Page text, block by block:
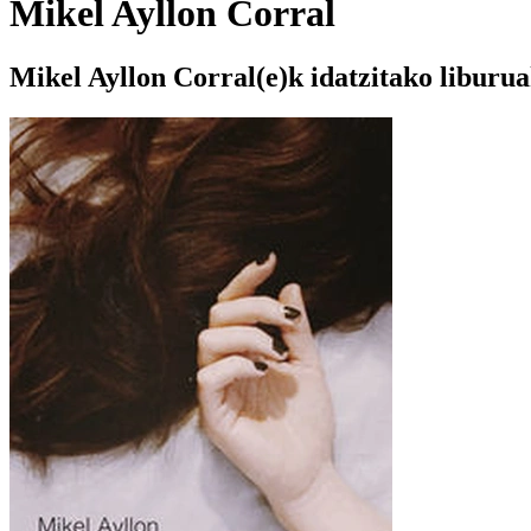
Mikel Ayllon Corral
Mikel Ayllon Corral(e)k idatzitako